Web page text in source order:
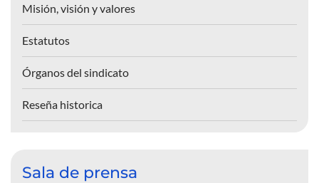
Misión, visión y valores
Estatutos
Órganos del sindicato
Reseña historica
Sala de prensa